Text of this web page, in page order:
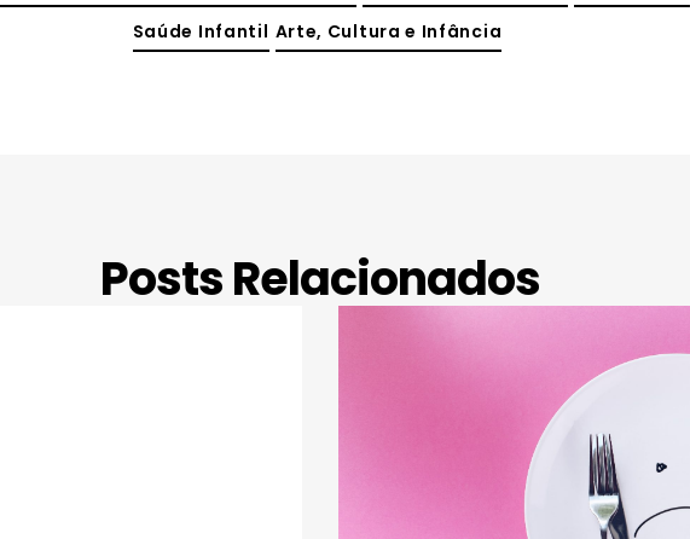
Saúde Infantil Arte, Cultura e Infância
Posts Relacionados